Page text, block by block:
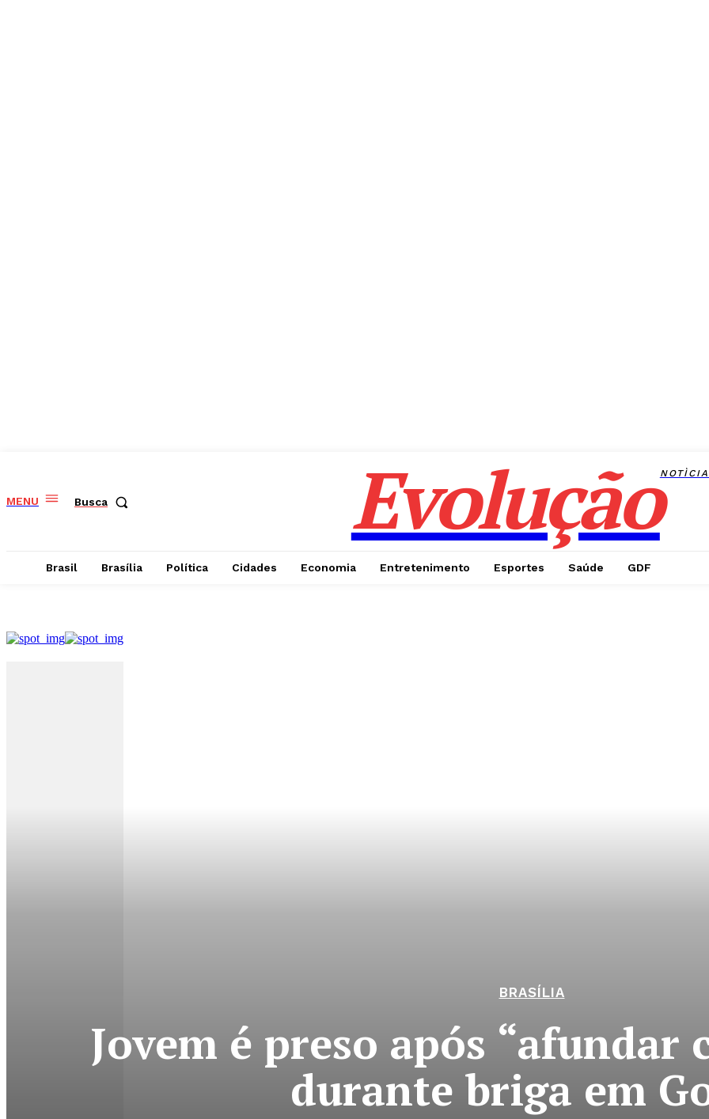
MENU Busca Evolução
Brasil Brasília Política Cidades Economia Entretenimento Esportes Saúde GDF
BRASÍLIA
Jovem é preso após “afundar
durante briga em